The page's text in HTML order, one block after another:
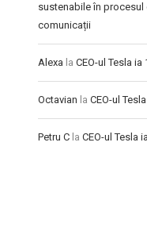
sustenabile în
comunicații
Alexa la CEO-ul Tesla
Octavian la CEO-ul
Petru C la CEO-ul Tesla